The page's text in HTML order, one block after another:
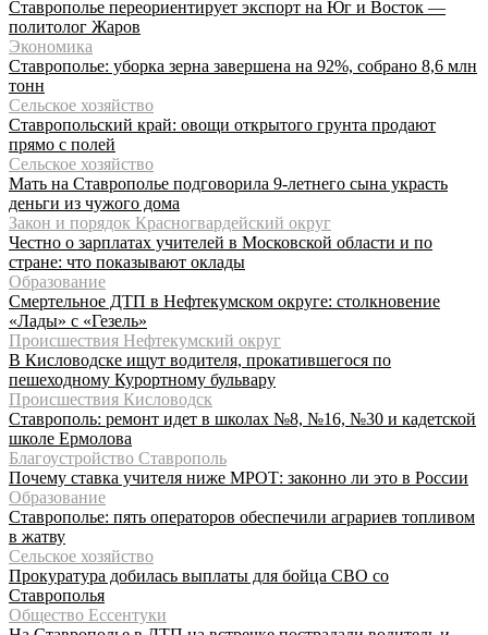
Ставрополье переориентирует экспорт на Юг и Восток —
политолог Жаров
Экономика
Ставрополье: уборка зерна завершена на 92%, собрано 8,6 млн
тонн
Сельское хозяйство
Ставропольский край: овощи открытого грунта продают
прямо с полей
Сельское хозяйство
Мать на Ставрополье подговорила 9-летнего сына украсть
деньги из чужого дома
Закон и порядок Красногвардейский округ
Честно о зарплатах учителей в Московской области и по
стране: что показывают оклады
Образование
Смертельное ДТП в Нефтекумском округе: столкновение
«Лады» с «Гезель»
Происшествия Нефтекумский округ
В Кисловодске ищут водителя, прокатившегося по
пешеходному Курортному бульвару
Происшествия Кисловодск
Ставрополь: ремонт идет в школах №8, №16, №30 и кадетской
школе Ермолова
Благоустройство Ставрополь
Почему ставка учителя ниже МРОТ: законно ли это в России
Образование
Ставрополье: пять операторов обеспечили аграриев топливом
в жатву
Сельское хозяйство
Прокуратура добилась выплаты для бойца СВО со
Ставрополья
Общество Ессентуки